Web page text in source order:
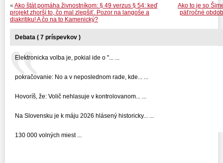
Ako to je so
päťročné
« Ako štát pomáha živnostníkom: § 49 verzus § 54: keď
projekt zhorší to, čo mal zlepšiť. Pozor na langoše a
diakritiku! A čo na to Kamenický?
Debata ( 7 príspevkov )
Elektronicka volba je, pokial ide o "... ...
pokračovanie: No a v neposlednom rade, kde... ...
Hovoríš, že: Volič nehlasuje v kontrolovanom... ...
Na Slovensku je k máju 2026 hlásený historicky... ...
130 000 volných miest ...